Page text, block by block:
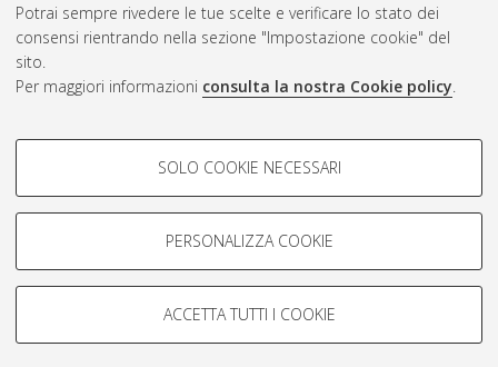
Potrai sempre rivedere le tue scelte e verificare lo stato dei
consensi rientrando nella sezione "Impostazione cookie" del
sito.
Per maggiori informazioni consulta la nostra Cookie policy.
COOKIE DI PROFILAZIONE -
Si tratta di cookie utilizzati per analizzare le caratteristiche della
navigazione degli utenti, creare profili in base al loro comportamento
Mostra cookie di profilazione
COOKIE TECNICI - NECESSARI
SOLO COOKIE NECESSARI
PERSONALIZZA COOKIE
ACCETTA TUTTI I COOKIE
Rss 2.0
AMS Laurea
Impostazioni Cookie
Informativa sulla privacy
Condizioni d’uso del sito